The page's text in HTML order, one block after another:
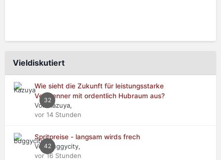
Vieldiskutiert
32
Wie sieht die Zukunft für leistungsstarke
Verbrenner mit ordentlich Hubraum aus?
Von Kazuya,
vor 14 Stunden
42
Spritpreise - langsam wirds frech
Von buggycity,
vor 16 Stunden